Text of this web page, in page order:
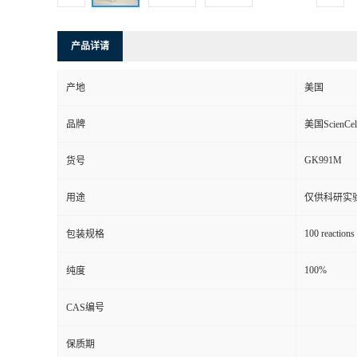
产品详请
产地 美国
品牌 美国
货号 GK991M
用途 仅供科研实
包装规格 100 reactions
纯度 100%
CAS编号
保质期